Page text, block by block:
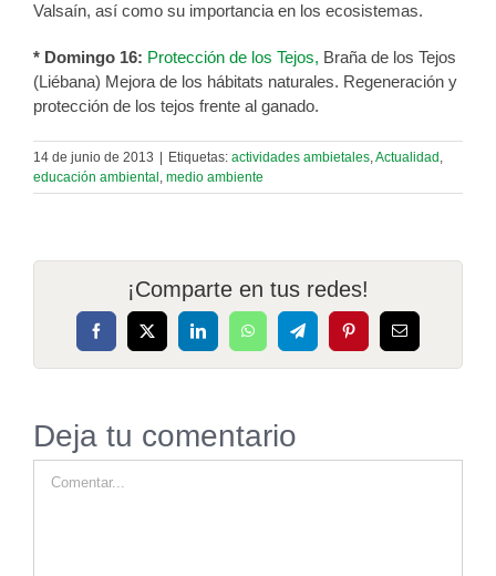
Valsaín, así como su importancia en los ecosistemas.
* Domingo 16: Protección de los Tejos, Braña de los Tejos
(Liébana) Mejora de los hábitats naturales. Regeneración y
protección de los tejos frente al ganado.
14 de junio de 2013 Etiquetas: actividades ambietales,Actualidad ,
educación ambiental , medio ambiente
¡Comparte en tus redes!
Facebook
X LinkedInWhatsAppTelegramPinterestCorreo
electrónico
Deja tu comentario